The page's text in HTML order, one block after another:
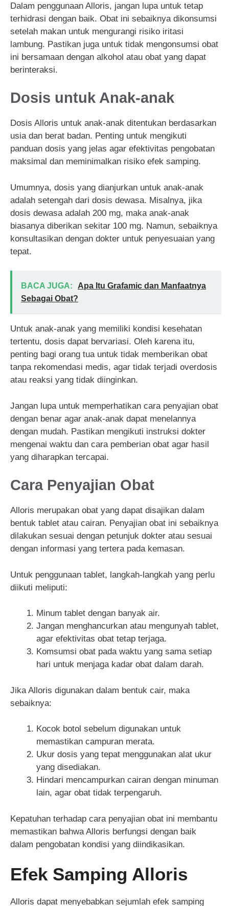
Dalam penggunaan Alloris, jangan lupa untuk tetap
terhidrasi dengan baik. Obat ini sebaiknya dikonsumsi
setelah makan untuk mengurangi risiko iritasi
lambung. Pastikan juga untuk tidak mengonsumsi obat
ini bersamaan dengan alkohol atau obat yang dapat
berinteraksi.
Dosis untuk Anak-anak
Dosis Alloris untuk anak-anak ditentukan berdasarkan
usia dan berat badan. Penting untuk mengikuti
panduan dosis yang jelas agar efektivitas pengobatan
maksimal dan meminimalkan risiko efek samping.
Umumnya, dosis yang dianjurkan untuk anak-anak
adalah setengah dari dosis dewasa. Misalnya, jika
dosis dewasa adalah 200 mg, maka anak-anak
biasanya diberikan sekitar 100 mg. Namun, sebaiknya
konsultasikan dengan dokter untuk penyesuaian yang
tepat.
BACA JUGA:
Apa Itu Grafamic dan Manfaatnya
Sebagai Obat?
Untuk anak-anak yang memiliki kondisi kesehatan
tertentu, dosis dapat bervariasi. Oleh karena itu,
penting bagi orang tua untuk tidak memberikan obat
tanpa rekomendasi medis, agar tidak terjadi overdosis
atau reaksi yang tidak diinginkan.
Jangan lupa untuk memperhatikan cara penyajian obat
dengan benar agar anak-anak dapat menelannya
dengan mudah. Pastikan mengikuti instruksi dokter
mengenai waktu dan cara pemberian obat agar hasil
yang diharapkan tercapai.
Cara Penyajian Obat
Alloris merupakan obat yang dapat disajikan dalam
bentuk tablet atau cairan. Penyajian obat ini sebaiknya
dilakukan sesuai dengan petunjuk dokter atau sesuai
dengan informasi yang tertera pada kemasan.
Untuk penggunaan tablet, langkah-langkah yang perlu
diikuti meliputi:
Minum tablet dengan banyak air.
Jangan menghancurkan atau mengunyah tablet,
agar efektivitas obat tetap terjaga.
Komsumsi obat pada waktu yang sama setiap
hari untuk menjaga kadar obat dalam darah.
Jika Alloris digunakan dalam bentuk cair, maka
sebaiknya:
Kocok botol sebelum digunakan untuk
memastikan campuran merata.
Ukur dosis yang tepat menggunakan alat ukur
yang disediakan.
Hindari mencampurkan cairan dengan minuman
lain, agar obat tidak terpengaruh.
Kepatuhan terhadap cara penyajian obat ini membantu
memastikan bahwa Alloris berfungsi dengan baik
dalam pengobatan kondisi yang diindikasikan.
Efek Samping Alloris
Alloris dapat menyebabkan sejumlah efek samping